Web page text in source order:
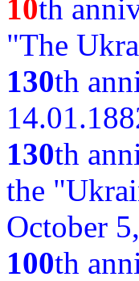
10th
"The
130th
130th
the
October
100th